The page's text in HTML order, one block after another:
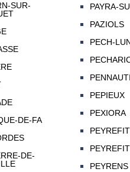
SUR-
DE-FA
DE-
PAYRA-
PAZIOLS
PECH-
PEPIEUX
PEXIORA
PEYRENS